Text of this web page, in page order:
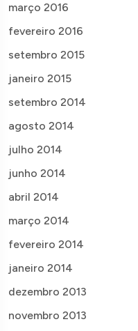
março 2016
fevereiro 2016
setembro 2015
janeiro 2015
setembro 2014
agosto 2014
julho 2014
junho 2014
abril 2014
março 2014
fevereiro 2014
janeiro 2014
dezembro 2013
novembro 2013